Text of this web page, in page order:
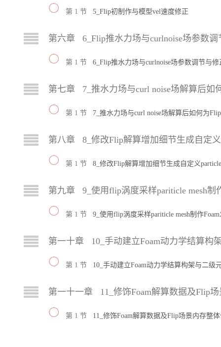
第 1 节 5_Flip初制作与模型vel速度修正
第六章 6_Flip推水力场与curlnoise场参数调
第 1 节 6_Flip推水力场与curlnoise场参数调节与修
第七章 7_推水力场与curl noise场解算后如
第 1 节 7_推水力场与curl noise场解算后如何为
第八章 8_修改Flip解算增加细节生成自定义
第 1 节 8_修改Flip解算增加细节生成自定义
第九章 9_使用flip涡度采样pariticle mesh制
第 1 节 9_使用flip涡度采样pariticle mesh制作
第一十章 10_手动建立Foam动力学结算构
第 1 节 10_手动建立Foam动力学结算构架与二级
第一十一章 11_修饰Foam解算数据及Flip
第 1 节 11_修饰Foam解算数据及Flip场景内存整